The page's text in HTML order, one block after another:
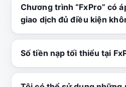
Chương trình “FxPro” có
giao dịch đủ điều kiện
Số tiền nạp tối thiểu tại